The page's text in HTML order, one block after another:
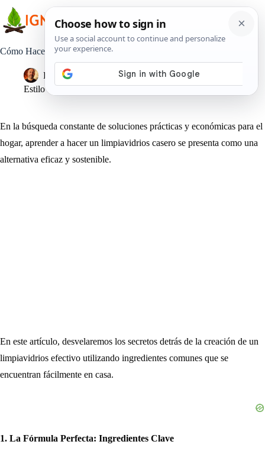
contenido
Cómo Hacer un Limpiavidrios Casero Económico y eficiente
Pedro Lisperguer
16 febrero, 2024
Estilo de Vida
En la búsqueda constante de soluciones prácticas y económicas para el
hogar, aprender a hacer un limpiavidrios casero se presenta como una
alternativa eficaz y sostenible.
En este artículo, desvelaremos los secretos detrás de la creación de un
limpiavidrios efectivo utilizando ingredientes comunes que se
encuentran fácilmente en casa.
1. La Fórmula Perfecta: Ingredientes Clave